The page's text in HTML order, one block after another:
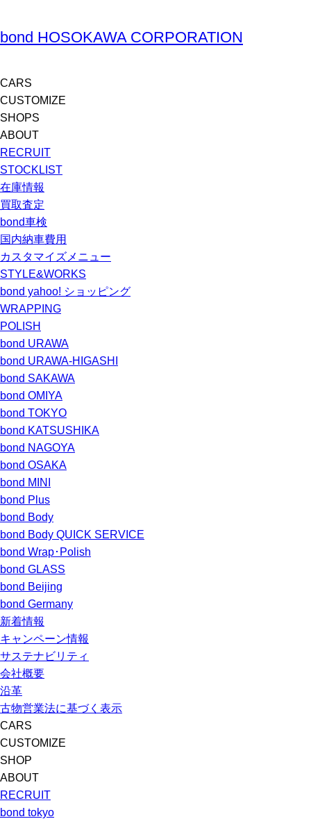
bond HOSOKAWA CORPORATION
CARS
CUSTOMIZE
SHOPS
ABOUT
RECRUIT
STOCKLIST
在庫情報
買取査定
bond車検
国内納車費用
カスタマイズメニュー
STYLE&WORKS
bond yahoo! ショッピング
WRAPPING
POLISH
bond URAWA
bond URAWA-HIGASHI
bond SAKAWA
bond OMIYA
bond TOKYO
bond KATSUSHIKA
bond NAGOYA
bond OSAKA
bond MINI
bond Plus
bond Body
bond Body QUICK SERVICE
bond Wrap･Polish
bond GLASS
bond Beijing
bond Germany
新着情報
キャンペーン情報
サステナビリティ
会社概要
沿革
古物営業法に基づく表示
CARS
CUSTOMIZE
SHOP
ABOUT
RECRUIT
bond tokyo